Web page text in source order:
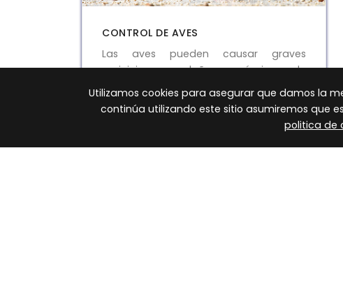
CONTROL DE AVES
Las aves pueden causar graves
perjuicios como daños económicos y de
salud en algunos casos. Las cuatro
especies más perjudiciales son: La
paloma, el gorrión, la gaviota argéntea
Utilizamos cookies para asegurar que damos la
continúa utilizando este sitio asumiremos que
politica de